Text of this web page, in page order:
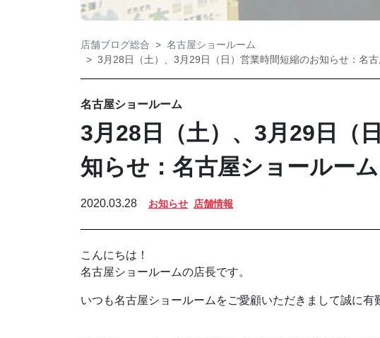
店舗ブログ総合
名古屋ショールーム
3月28日（土）、3月29日（日）営業時間短縮のお知らせ：名
名古屋ショールーム
3月28日（土）、3月29日（
知らせ：名古屋ショールーム
2020.03.28 お知らせ 店舗情報
こんにちは！
名古屋ショールームの店長です。
いつも名古屋ショールームをご愛顧いただきまして誠に有